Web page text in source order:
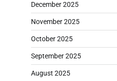
December 2025
November 2025
October 2025
September 2025
August 2025